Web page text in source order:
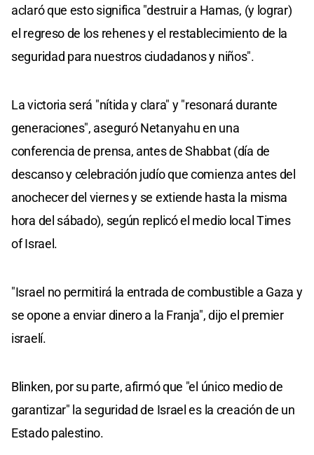
aclaró que esto significa "destruir a Hamas, (y lograr)
el regreso de los rehenes y el restablecimiento de la
seguridad para nuestros ciudadanos y niños".
La victoria será "nítida y clara" y "resonará durante
generaciones", aseguró Netanyahu en una
conferencia de prensa, antes de Shabbat (día de
descanso y celebración judío que comienza antes del
anochecer del viernes y se extiende hasta la misma
hora del sábado), según replicó el medio local Times
of Israel.
"Israel no permitirá la entrada de combustible a Gaza y
se opone a enviar dinero a la Franja", dijo el premier
israelí.
Blinken, por su parte, afirmó que "el único medio de
garantizar" la seguridad de Israel es la creación de un
Estado palestino.